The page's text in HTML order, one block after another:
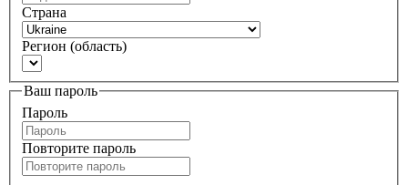
Страна
Регион (область)
Ваш пароль
Пароль
Повторите пароль